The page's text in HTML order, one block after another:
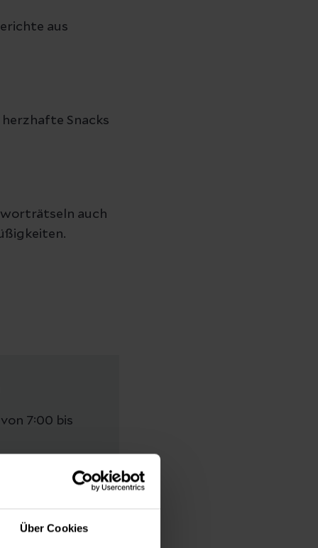
Über Cookies
aus
Snacks
auch
7:00 bis
14:00 bis